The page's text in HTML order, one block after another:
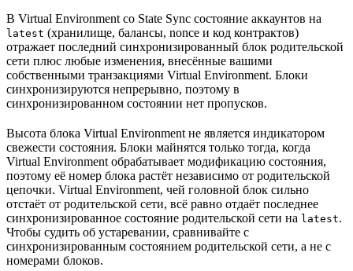
В Virtual Environment со State Sync состояние аккаунтов на
latest (хранилище, балансы, nonce и код контрактов)
отражает последний синхронизированный блок родительской
сети плюс любые изменения, внесённые вашими
собственными транзакциями Virtual Environment. Блоки
синхронизируются непрерывно, поэтому в
синхронизированном состоянии нет пропусков.
Высота блока Virtual Environment не является индикатором
свежести состояния. Блоки майнятся только тогда, когда
Virtual Environment обрабатывает модификацию состояния,
поэтому её номер блока растёт независимо от родительской
цепочки. Virtual Environment, чей головной блок сильно
отстаёт от родительской сети, всё равно отдаёт последнее
синхронизированное состояние родительской сети на latest.
Чтобы судить об устаревании, сравнивайте с
синхронизированным состоянием родительской сети, а не с
номерами блоков.